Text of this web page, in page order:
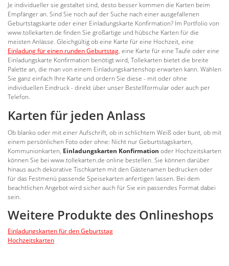
Je individueller sie gestaltet sind, desto besser kommen die Karten beim
Empfänger an. Sind Sie noch auf der Suche nach einer ausgefallenen
Geburtstagskarte oder einer Einladungskarte Konfirmation? Im Portfolio von
www.tollekarten.de finden Sie großartige und hübsche Karten für die
meisten Anlässe. Gleichgültig ob eine Karte für eine Hochzeit, eine
Einladung für einen runden Geburtstag, eine Karte für eine Taufe oder eine
Einladungskarte Konfirmation benötigt wird, Tollekarten bietet die breite
Palette an, die man von einem Einladungskartenshop erwarten kann. Wählen
Sie ganz einfach Ihre Karte und ordern Sie diese - mit oder ohne
individuellen Eindruck - direkt über unser Bestellformular oder auch per
Telefon.
Karten für jeden Anlass
Ob blanko oder mit einer Aufschrift, ob in schlichtem Weiß oder bunt, ob mit
einem persönlichen Foto oder ohne: Nicht nur Geburtstagskarten,
Kommunionkarten, Einladungskarten Konfirmation oder Hochzeitskarten
können Sie bei www.tollekarten.de online bestellen. Sie können darüber
hinaus auch dekorative Tischkarten mit den Gästenamen bedrucken oder
für das Festmenü passende Speisekarten anfertigen lassen. Bei dem
beachtlichen Angebot wird sicher auch für Sie ein passendes Format dabei
sein.
Weitere Produkte des Onlineshops
Einladungskarten für den Geburtstag
Hochzeitskarten